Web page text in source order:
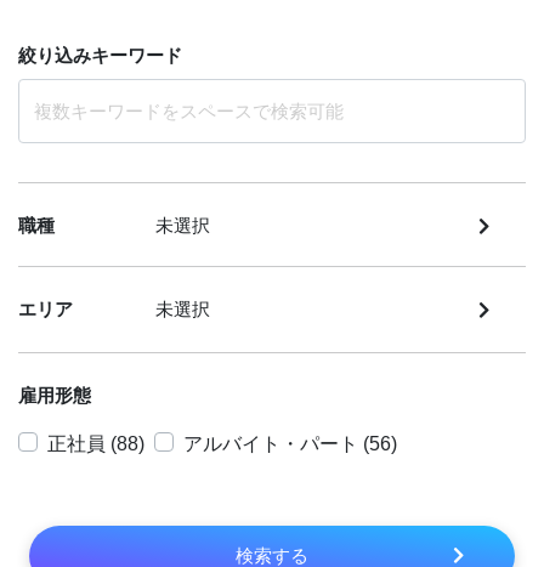
絞り込みキーワード
職種 未選択
エリア 未選択
雇用形態
正社員 (88) アルバイト・パート (56)
検索する